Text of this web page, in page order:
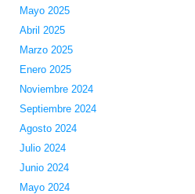
Mayo 2025
Abril 2025
Marzo 2025
Enero 2025
Noviembre 2024
Septiembre 2024
Agosto 2024
Julio 2024
Junio 2024
Mayo 2024